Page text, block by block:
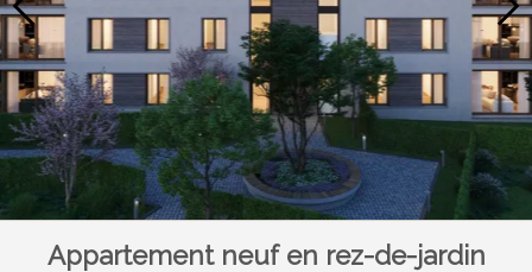
Appartement neuf en rez-de-jardin